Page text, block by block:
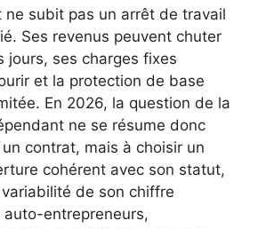
ne subit pas un arrêt de travail
Ses revenus peuvent chuter
jours, ses charges fixes
et la protection de base
En 2026, la question de la
ne se résume donc
contrat, mais à choisir un
cohérent avec son statut,
de son chiffre
entrepreneurs,